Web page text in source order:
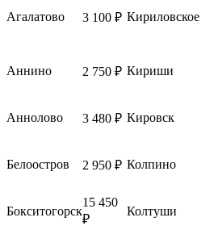
Агалатово 3 100 ₽ Кириловское
Аннино 2 750 ₽ Кириши
Аннолово 3 480 ₽ Кировск
Белоостров 2 950 ₽ Колпино
Бокситогорск
15 450
₽
Колтуши